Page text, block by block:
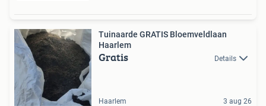
Tuinaarde GRATIS Bloemveldlaan
Haarlem
Gratis Details
Haarlem 3 aug 26